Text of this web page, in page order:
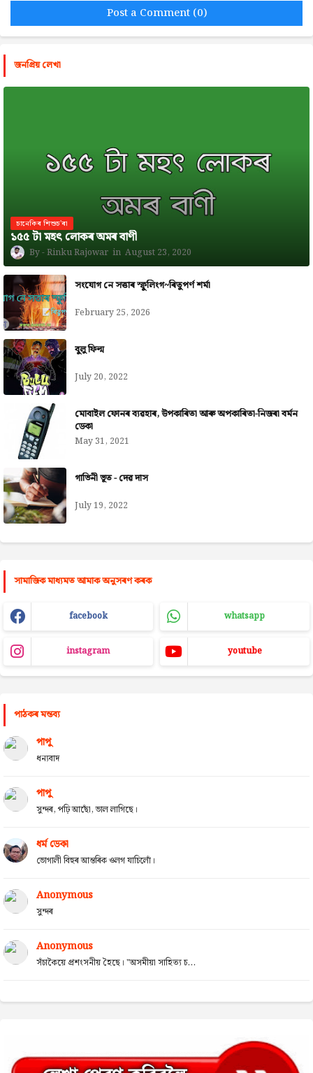
Post a Comment (0)
জনপ্রিয় লেখা
চানেকিৰ শিশুচ'ৰা
১৫৫ টা মহৎ লোকৰ অমৰ বাণী
Rinku Rajowar August 23, 2020
সংযোগ নে সত্তাৰ স্ফুলিংগ~ৰিতুপৰ্ণ শৰ্মা
February 25, 2026
বুলু ফিল্ম
July 20, 2022
মোবাইল ফোনৰ ব্যৱহাৰ, উপকাৰিতা আৰু অপকাৰিতা-নিজৰা বৰ্মন
ডেকা
May 31, 2021
গাভিনী ভূত - দেৱ দাস
July 19, 2022
সামাজিক মাধ্যমত আমাক অনুসৰণ কৰক
facebook whatsapp
instagram youtube
পাঠকৰ মন্তব্য
পাপু
ধন্যবাদ
পাপু
সুন্দৰ, পঢ়ি আছোঁ, ভাল লাগিছে।
ধৰ্ম ডেকা
ভোগালী বিহুৰ আন্তৰিক ওলগ যাচিলোঁ।
Anonymous
সুন্দৰ
Anonymous
সঁচাকৈয়ে প্ৰশংসনীয় হৈছে। "অসমীয়া সাহিত্য চ...